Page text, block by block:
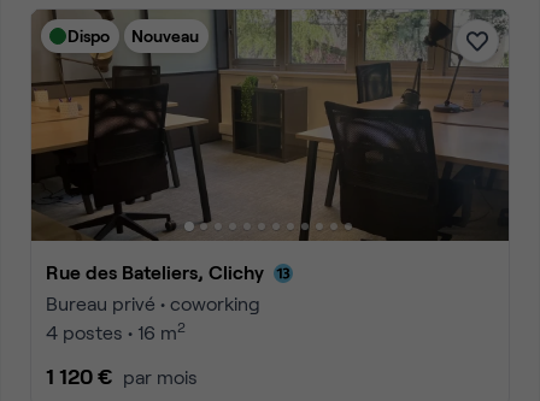
Dispo Nouveau
Rue des Bateliers, Clichy
Bureau privé • coworking
4 postes • 16 m2
1 120 € par mois